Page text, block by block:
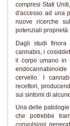
compresi Stati
d'accesso ad una
nuove ricerche
potenziali proprietà
Dagli studi finora
cannabis, i
il corpo umano in
cervello. I
recettori,
sui sintomi di
Una delle
che potrebbe
convulsioni